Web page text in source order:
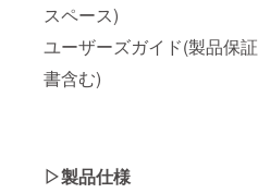
スペース)
ユーザーズガイド(製品保証
書含む)
▷製品仕様